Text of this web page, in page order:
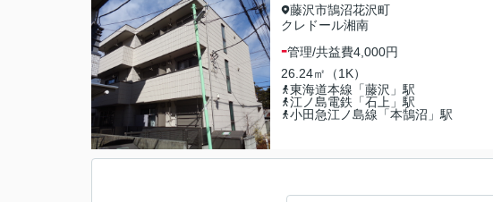
藤沢市鵠沼花沢町
クレドール湘南
-管理/共益費4,000円
26.24㎡（1K）
東海道本線「藤沢」駅
江ノ島電鉄「石上」駅
小田急江ノ島線「本鵠沼」駅